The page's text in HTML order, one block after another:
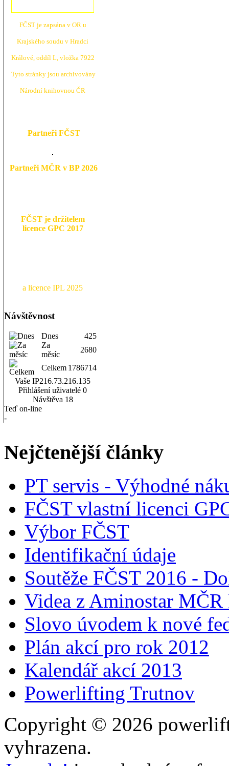
FČST je zapsána v OR u
Krajského soudu v Hradci
Králové, oddíl L, vložka 7922
Tyto stránky jsou archivovány
Národní knihovnou ČR
Partneři FČST
Partneři MČR v BP 2026
FČST je držitelem
licence GPC 2017
a licence IPL 2025
Návštěvnost
Dnes
425
Za
měsíc
2680
Celkem 1786714
Vaše IP216.73.216.135
Přihlášení uživatelé 0
Návštěva 18
Teď on-line
-
Nejčtenější články
PT servis - Výhodné
FČST vlastní licenci
Výbor FČST
Identifikační údaje
Soutěže FČST 2016 -
Videa z Aminostar MČR
Slovo úvodem k nové
Plán akcí pro rok 2012
Kalendář akcí 2013
Powerlifting Trutnov
Copyright © 2026
vyhrazena.